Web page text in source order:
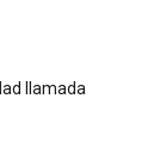
llamada